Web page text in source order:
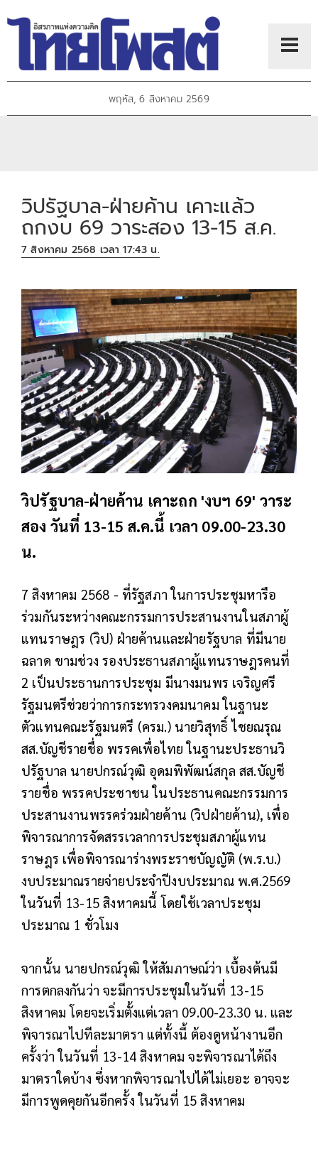
พฤหัส, 6 สิงหาคม 2569
วิปรัฐบาล-ฝ่ายค้าน เคาะแล้ว
ถกงบ 69 วาระสอง 13-15 ส.ค.
7 สิงหาคม 2568 เวลา 17:43 น.
วิปรัฐบาล-ฝ่ายค้าน เคาะถก 'งบฯ 69' วาระ
สอง วันที่ 13-15 ส.ค.นี้ เวลา 09.00-23.30
น.
7 สิงหาคม 2568 - ที่รัฐสภา ในการประชุมหารือ
ร่วมกันระหว่างคณะกรรมการประสานงานในสภาผู้
แทนราษฎร (วิป) ฝ่ายค้านและฝ่ายรัฐบาล ที่มีนาย
ฉลาด ขามช่วง รองประธานสภาผู้แทนราษฎรคนที่
2 เป็นประธานการประชุม มีนางมนพร เจริญศรี
รัฐมนตรีช่วยว่าการกระทรวงคมนาคม ในฐานะ
ตัวแทนคณะรัฐมนตรี (ครม.) นายวิสุทธิ์ ไชยณรุณ
สส.บัญชีรายชื่อ พรรคเพื่อไทย ในฐานะประธานวิ
ปรัฐบาล นายปกรณ์วุฒิ อุดมพิพัฒน์สกุล สส.บัญชี
รายชื่อ พรรคประชาชน ในประธานคณะกรรมการ
ประสานงานพรรคร่วมฝ่ายค้าน (วิปฝ่ายค้าน), เพื่อ
พิจารณาการจัดสรรเวลาการประชุมสภาผู้แทน
ราษฎร เพื่อพิจารณาร่างพระราชบัญญัติ (พ.ร.บ.)
งบประมาณรายจ่ายประจำปีงบประมาณ พ.ศ.2569
ในวันที่ 13-15 สิงหาคมนี้ โดยใช้เวลาประชุม
ประมาณ 1 ชั่วโมง
จากนั้น นายปกรณ์วุฒิ ให้สัมภาษณ์ว่า เบื้องต้นมี
การตกลงกันว่า จะมีการประชุมในวันที่ 13-15
สิงหาคม โดยจะเริ่มตั้งแต่เวลา 09.00-23.30 น. และ
พิจารณาไปทีละมาตรา แต่ทั้งนี้ ต้องดูหน้างานอีก
ครั้งว่า ในวันที่ 13-14 สิงหาคม จะพิจารณาได้ถึง
มาตราใดบ้าง ซึ่งหากพิจารณาไปได้ไม่เยอะ อาจจะ
มีการพูดคุยกันอีกครั้ง ในวันที่ 15 สิงหาคม